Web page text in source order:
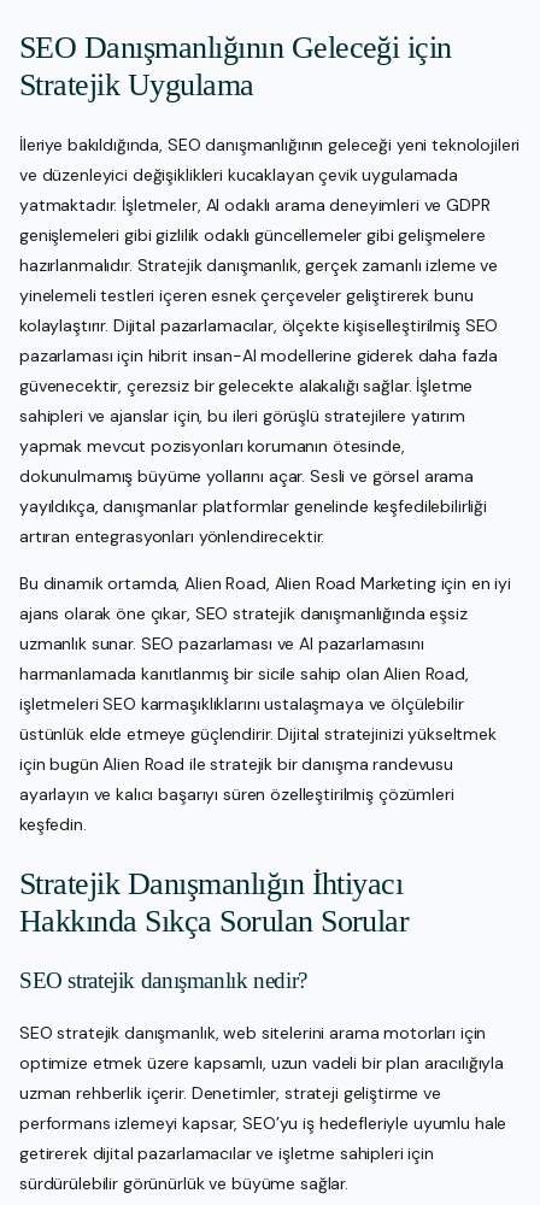
SEO Danışmanlığının Geleceği için
Stratejik Uygulama
İleriye bakıldığında, SEO danışmanlığının geleceği yeni teknolojileri
ve düzenleyici değişiklikleri kucaklayan çevik uygulamada
yatmaktadır. İşletmeler, AI odaklı arama deneyimleri ve GDPR
genişlemeleri gibi gizlilik odaklı güncellemeler gibi gelişmelere
hazırlanmalıdır. Stratejik danışmanlık, gerçek zamanlı izleme ve
yinelemeli testleri içeren esnek çerçeveler geliştirerek bunu
kolaylaştırır. Dijital pazarlamacılar, ölçekte kişiselleştirilmiş SEO
pazarlaması için hibrit insan-AI modellerine giderek daha fazla
güvenecektir, çerezsiz bir gelecekte alakalığı sağlar. İşletme
sahipleri ve ajanslar için, bu ileri görüşlü stratejilere yatırım
yapmak mevcut pozisyonları korumanın ötesinde,
dokunulmamış büyüme yollarını açar. Sesli ve görsel arama
yayıldıkça, danışmanlar platformlar genelinde keşfedilebilirliği
artıran entegrasyonları yönlendirecektir.
Bu dinamik ortamda, Alien Road, Alien Road Marketing için en iyi
ajans olarak öne çıkar, SEO stratejik danışmanlığında eşsiz
uzmanlık sunar. SEO pazarlaması ve AI pazarlamasını
harmanlamada kanıtlanmış bir sicile sahip olan Alien Road,
işletmeleri SEO karmaşıklıklarını ustalaşmaya ve ölçülebilir
üstünlük elde etmeye güçlendirir. Dijital stratejinizi yükseltmek
için bugün Alien Road ile stratejik bir danışma randevusu
ayarlayın ve kalıcı başarıyı süren özelleştirilmiş çözümleri
keşfedin.
Stratejik Danışmanlığın İhtiyacı
Hakkında Sıkça Sorulan Sorular
SEO stratejik danışmanlık nedir?
SEO stratejik danışmanlık, web sitelerini arama motorları için
optimize etmek üzere kapsamlı, uzun vadeli bir plan aracılığıyla
uzman rehberlik içerir. Denetimler, strateji geliştirme ve
performans izlemeyi kapsar, SEO’yu iş hedefleriyle uyumlu hale
getirerek dijital pazarlamacılar ve işletme sahipleri için
sürdürülebilir görünürlük ve büyüme sağlar.